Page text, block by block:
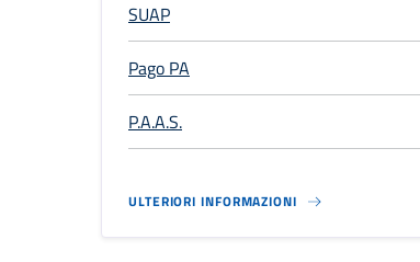
SUAP
Pago PA
P.A.A.S.
ULTERIORI INFORMAZIONI